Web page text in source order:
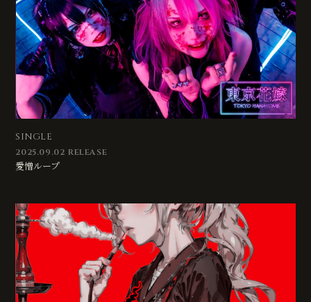
SINGLE
2025.09.02 RELEASE
愛憎ループ